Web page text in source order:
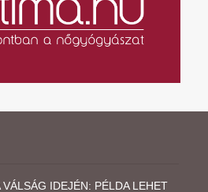
IDEJÉN: PÉLDA LEHET